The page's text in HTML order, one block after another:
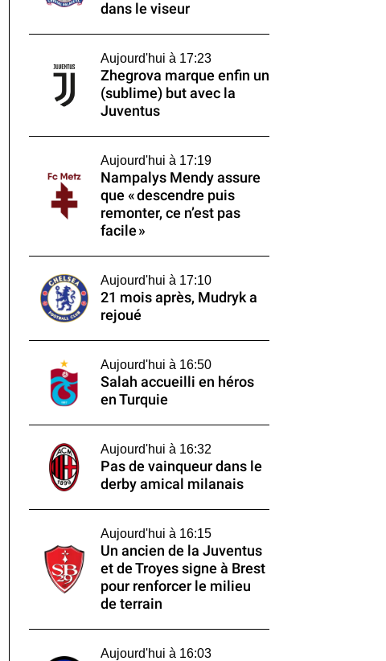
dans le viseur
Aujourd'hui à 17:23
Zhegrova marque enfin un
(sublime) but avec la
Juventus
Aujourd'hui à 17:19
Nampalys Mendy assure
que « descendre puis
remonter, ce n’est pas
facile »
Aujourd'hui à 17:10
21 mois après, Mudryk a
rejoué
Aujourd'hui à 16:50
Salah accueilli en héros
en Turquie
Aujourd'hui à 16:32
Pas de vainqueur dans le
derby amical milanais
Aujourd'hui à 16:15
Un ancien de la Juventus
et de Troyes signe à Brest
pour renforcer le milieu
de terrain
Aujourd'hui à 16:03